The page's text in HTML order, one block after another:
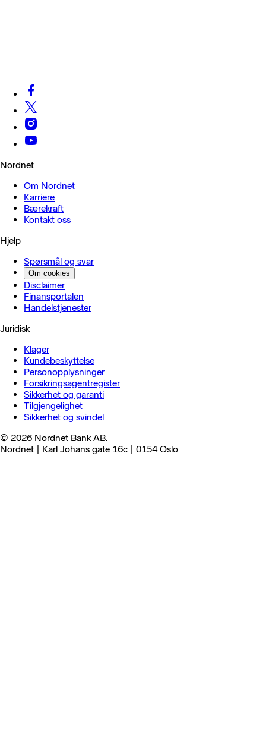
Nordnet
Om Nordnet
Karriere
Bærekraft
Kontakt oss
Hjelp
Spørsmål og svar
Om cookies
Disclaimer
Finansportalen
Handels­tjenester
Juridisk
Klager
Kundebeskyttelse
Personopplysninger
Forsikringsagentregister
Sikkerhet og garanti
Tilgjengelighet
Sikkerhet og svindel
© 2026 Nordnet Bank AB.
Nordnet | Karl Johans gate 16c | 0154 Oslo